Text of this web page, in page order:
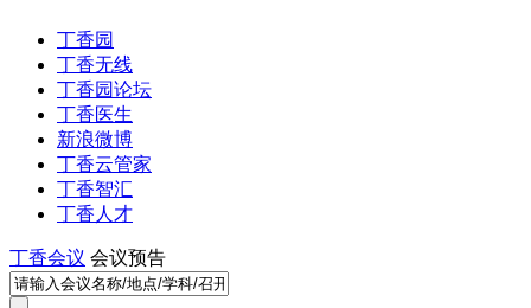
丁香园
丁香无线
丁香园论坛
丁香医生
新浪微博
丁香云管家
丁香智汇
丁香人才
丁香会议 会议预告